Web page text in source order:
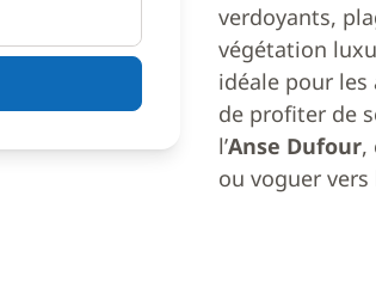
verdoyants,
végétation
idéale pour
de profiter de
l’Anse Dufour,
ou voguer vers